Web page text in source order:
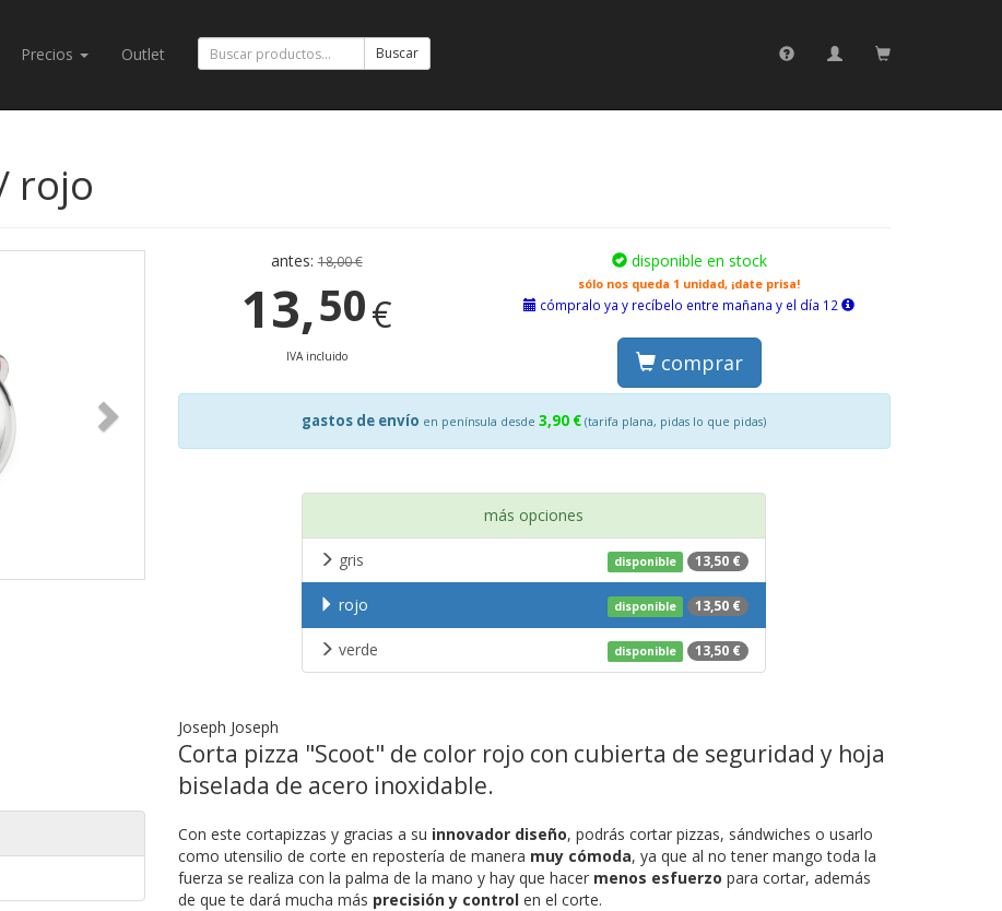
Precios Outlet Buscar
rojo
antes:18,00 €
13,50€
IVA incluido
disponible en stock
sólo nos queda 1 unidad, ¡date prisa!
cómpralo ya y recíbelo entre mañana y el día 12
comprar
gastos de envío en península desde 3,90 € (tarifa plana, pidas lo que pidas)
más opciones
disponible 13,50 €
gris
disponible 13,50 €
rojo
disponible 13,50 €
verde
Joseph Joseph
Corta pizza "Scoot" de color rojo con cubierta de seguridad y hoja
biselada de acero inoxidable.
Con este cortapizzas y gracias a su innovador diseño, podrás cortar pizzas, sándwiches o usarlo
como utensilio de corte en repostería de manera muy cómoda, ya que al no tener mango toda la
fuerza se realiza con la palma de la mano y hay que hacer menos esfuerzo para cortar, además
de que te dará mucha más precisión y controlen el corte.